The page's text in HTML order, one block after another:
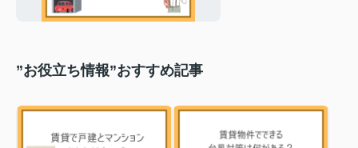
”お役立ち情報”おすすめ記事